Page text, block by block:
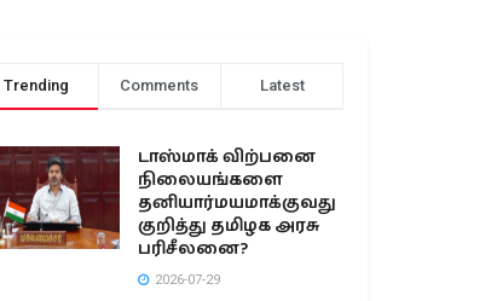
Trending Comments Latest
டாஸ்மாக் விற்பனை
நிலையங்களை
தனியார்மயமாக்குவது
குறித்து தமிழக அரசு
பரிசீலனை?
2026-07-29